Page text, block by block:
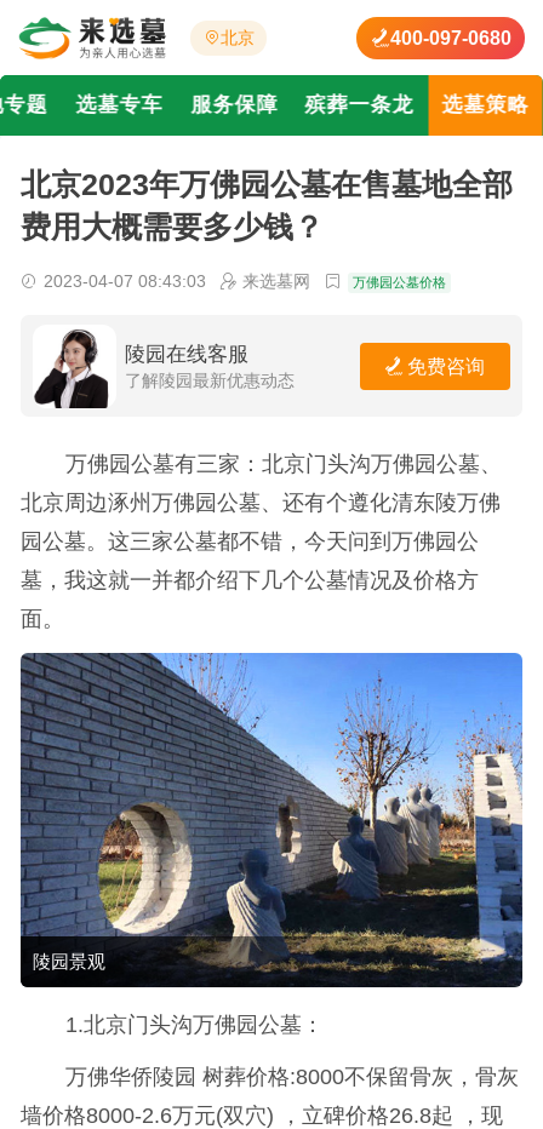
北京 400-097-0680
题 选墓专车 服务保障 殡葬一条龙 选墓策略
北京2023年万佛园公墓在售墓地全部
费用大概需要多少钱？
2023-04-07 08:43:03 来选墓网 万佛园公墓价格
陵园在线客服
了解陵园最新优惠动态
免费咨询
万佛园公墓有三家：北京门头沟万佛园公墓、
北京周边涿州万佛园公墓、还有个遵化清东陵万佛
园公墓。这三家公墓都不错，今天问到万佛园公
墓，我这就一并都介绍下几个公墓情况及价格方
面。
陵园景观
1.北京门头沟万佛园公墓：
万佛华侨陵园 树葬价格:8000不保留骨灰，骨灰
墙价格8000-2.6万元(双穴) ，立碑价格26.8起 ，现